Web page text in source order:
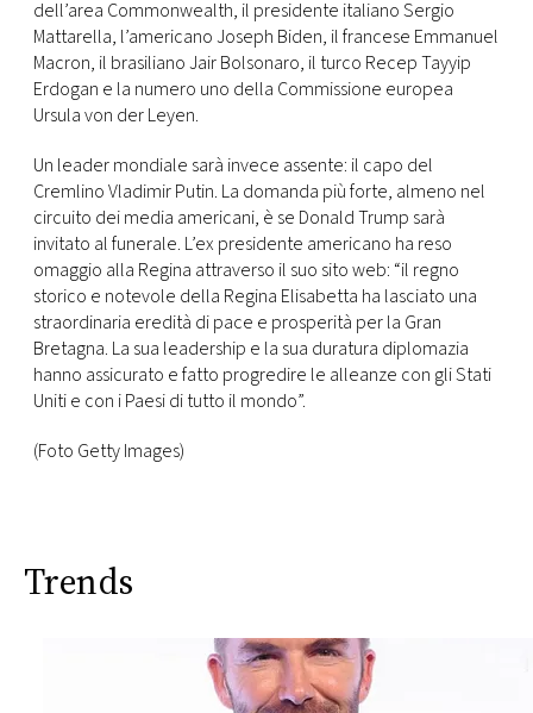
dell’area Commonwealth, il presidente italiano Sergio
Mattarella, l’americano Joseph Biden, il francese Emmanuel
Macron, il brasiliano Jair Bolsonaro, il turco Recep Tayyip
Erdogan e la numero uno della Commissione europea
Ursula von der Leyen.
Un leader mondiale sarà invece assente: il capo del
Cremlino Vladimir Putin. La domanda più forte, almeno nel
circuito dei media americani, è se Donald Trump sarà
invitato al funerale. L’ex presidente americano ha reso
omaggio alla Regina attraverso il suo sito web: “il regno
storico e notevole della Regina Elisabetta ha lasciato una
straordinaria eredità di pace e prosperità per la Gran
Bretagna. La sua leadership e la sua duratura diplomazia
hanno assicurato e fatto progredire le alleanze con gli Stati
Uniti e con i Paesi di tutto il mondo”.
(Foto Getty Images)
Trends